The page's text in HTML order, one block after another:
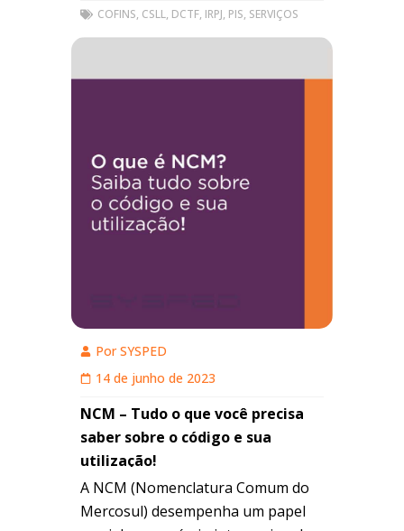
COFINS, CSLL, DCTF, IRPJ, PIS, SERVIÇOS
PorSYSPED
14 de junho de 2023
NCM – Tudo o que você precisa
saber sobre o código e sua
utilização!
A NCM (Nomenclatura Comum do
Mercosul) desempenha um papel